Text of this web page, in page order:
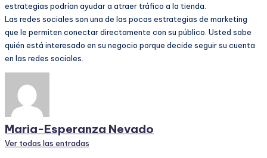
estrategias podrían ayudar a atraer tráfico a la tienda.
Las redes sociales son una de las pocas estrategias de marketing
que le permiten conectar directamente con su público. Usted sabe
quién está interesado en su negocio porque decide seguir su cuenta
en las redes sociales.
Maria-Esperanza Nevado
Ver todas las entradas